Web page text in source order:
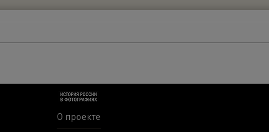
О проекте